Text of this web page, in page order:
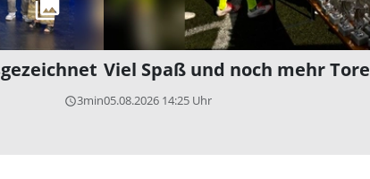
query_builder3min
Viel Spaß und noch mehr Tore
05.08.2026 14:25 Uhr